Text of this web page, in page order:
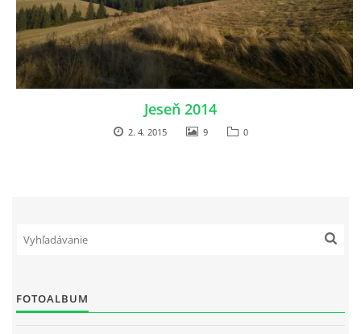
Jeseň 2014
2. 4. 2015 9 0
FOTOALBUM